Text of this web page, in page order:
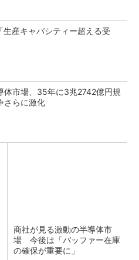
生産キャパシティー超える受
体市場、35年に3兆2742億円規
らに激化
商社が見る激動の半導体市
場 今後は「バッファー在庫
の確保が重要に」